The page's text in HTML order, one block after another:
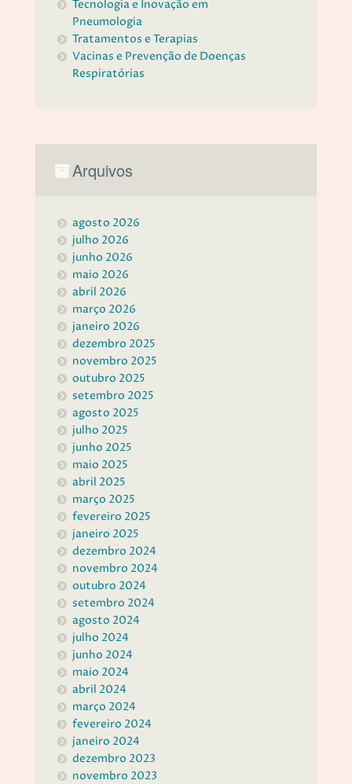
Tecnologia e Inovação em
Pneumologia
Tratamentos e Terapias
Vacinas e Prevenção de Doenças
Respiratórias
Arquivos
agosto 2026
julho 2026
junho 2026
maio 2026
abril 2026
março 2026
janeiro 2026
dezembro 2025
novembro 2025
outubro 2025
setembro 2025
agosto 2025
julho 2025
junho 2025
maio 2025
abril 2025
março 2025
fevereiro 2025
janeiro 2025
dezembro 2024
novembro 2024
outubro 2024
setembro 2024
agosto 2024
julho 2024
junho 2024
maio 2024
abril 2024
março 2024
fevereiro 2024
janeiro 2024
dezembro 2023
novembro 2023